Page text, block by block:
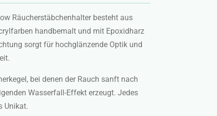
Räucherstäbchenhalter besteht aus
handbemalt und mit Epoxidharz
sorgt für hochglänzende Optik und
bei denen der Rauch sanft nach
Wasserfall-Effekt erzeugt. Jedes
Unikat.